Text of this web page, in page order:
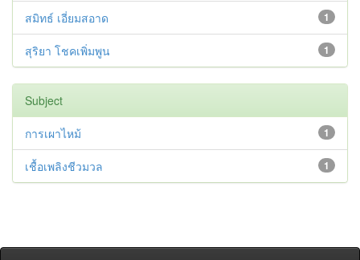
1
สมิทธ์ เอี่ยมสอาด
1
สุริยา โชคเพิ่มพูน
Subject
1
การเผาไหม้
1
เชื้อเพลิงชีวมวล